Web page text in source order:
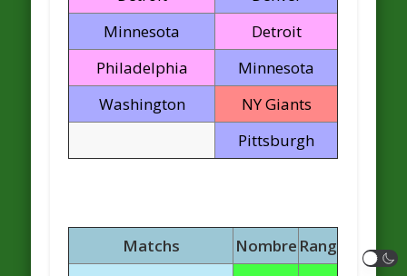
Minnesota
Detroit
Philadelphia
Minnesota
Washington
NY Giants
Pittsburgh
Matchs Nombre Rang